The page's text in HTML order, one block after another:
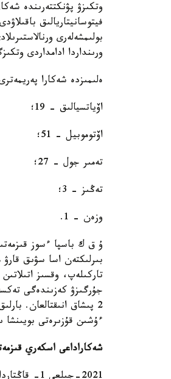
وتكىزۋ پۋنكتتەرىندە
فيتوسانيتاريالىق
بولىمشەلەرى
ورىنداردا ادامداردى
ەلىمىزدە شەكارا پەريمەترى بويىنشا 101 وتكىزۋ پۋنكتى جۇمىس
اۆياتسيالىق - 19؛
اۆتوموبيل - 51؛
تەمىر جول - 27؛
تەڭىز - 3؛
وزەن - 1.
بىرلىكتەن اسا سۋىق قارۋ
2 پىشاق انىقتالعان.
ءۇشىن قۇزىرەتى بويىنشا
شەكاراداعى اسكەري